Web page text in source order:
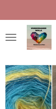
Hauptinhalt
springen